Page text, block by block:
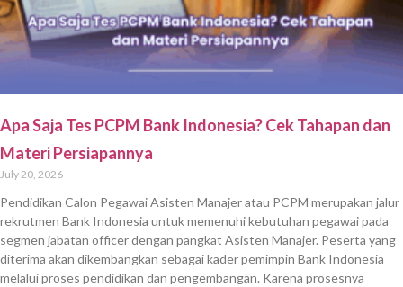
Apa Saja Tes PCPM Bank Indonesia? Cek Tahapan dan
Materi Persiapannya
July 20, 2026
Pendidikan Calon Pegawai Asisten Manajer atau PCPM merupakan jalur
rekrutmen Bank Indonesia untuk memenuhi kebutuhan pegawai pada
segmen jabatan officer dengan pangkat Asisten Manajer. Peserta yang
diterima akan dikembangkan sebagai kader pemimpin Bank Indonesia
melalui proses pendidikan dan pengembangan. Karena prosesnya